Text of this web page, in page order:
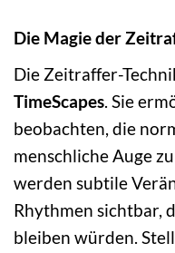
Die Magie der
Die Zeitraffer-
TimeScapes. Sie
beobachten, die
menschliche Auge
werden subtile
Rhythmen sichtbar,
bleiben würden.